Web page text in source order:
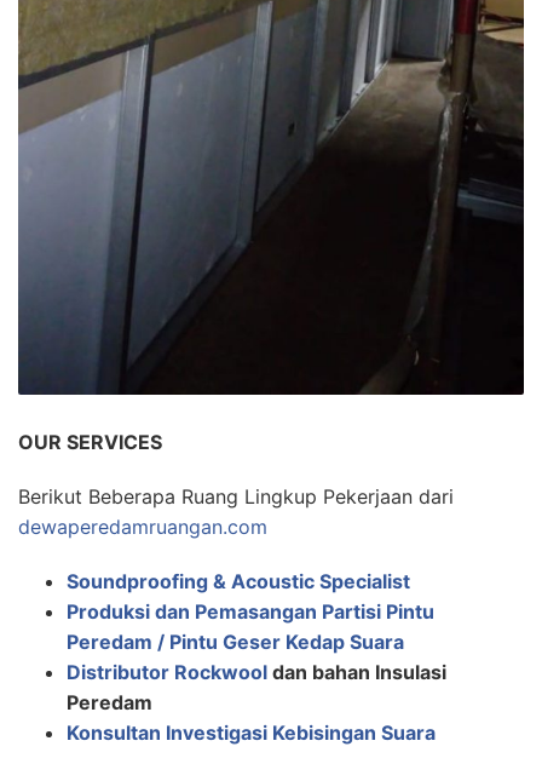
OUR SERVICES
Berikut Beberapa Ruang Lingkup Pekerjaan dari
dewaperedamruangan.com
Soundproofing & Acoustic Specialist
Produksi dan Pemasangan Partisi Pintu
Peredam / Pintu Geser Kedap Suara
Distributor Rockwool dan bahan Insulasi
Peredam
Konsultan Investigasi Kebisingan Suara